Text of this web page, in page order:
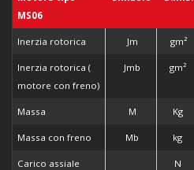
MS06
Inerzia rotorica Jm gm²
Inerzia rotorica (
motore con freno)
Jmb gm²
Massa M Kg
Massa con freno Mb kg
Carico assiale
N